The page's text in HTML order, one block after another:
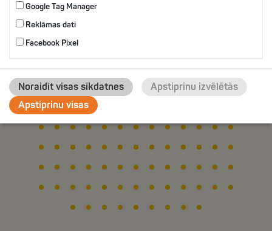
Google Tag Manager
Reklāmas dati
Facebook Pixel
Noraidīt visas sīkdatnes
Apstiprinu izvēlētās
Apstiprinu visas